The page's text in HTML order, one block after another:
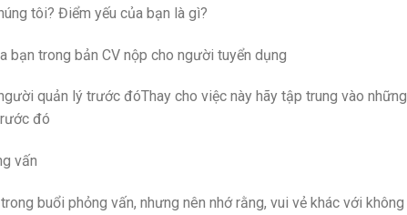
tôi? Điểm yếu của bạn là gì?
bạn trong bản CV nộp cho người tuyển dụng
quản lý trước đóThay cho việc này hãy tập trung vào những
đó
vấn
buổi phỏng vấn, nhưng nên nhớ rằng, vui vẻ khác với không